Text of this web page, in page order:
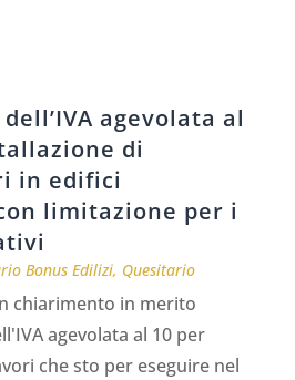
agevolata al
di
in edifici
limitazione per i
Bonus Edilizi, Quesitario
chiarimento in merito
agevolata al 10 per
che sto per eseguire nel